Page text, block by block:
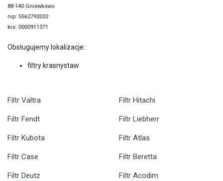
88-140 Gniewkowo
nip: 5562792032
krs: 0000911371
Obsługujemy lokalizacje:
filtry krasnystaw
Filtr Valtra
Filtr Fendt
Filtr Kubota
Filtr Case
Filtr Deutz
Filtr Hitachi
Filtr Liebherr
Filtr Atlas
Filtr Beretta
Filtr Acodim